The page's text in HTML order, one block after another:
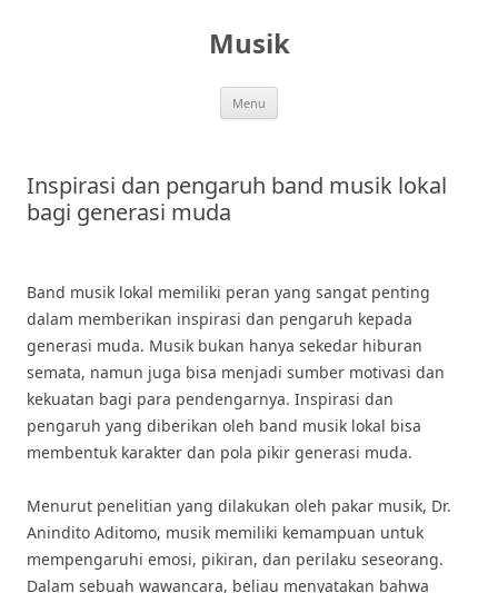
Musik
Menu
Inspirasi dan pengaruh band musik lokal
bagi generasi muda
Band musik lokal memiliki peran yang sangat penting
dalam memberikan inspirasi dan pengaruh kepada
generasi muda. Musik bukan hanya sekedar hiburan
semata, namun juga bisa menjadi sumber motivasi dan
kekuatan bagi para pendengarnya. Inspirasi dan
pengaruh yang diberikan oleh band musik lokal bisa
membentuk karakter dan pola pikir generasi muda.
Menurut penelitian yang dilakukan oleh pakar musik, Dr.
Anindito Aditomo, musik memiliki kemampuan untuk
mempengaruhi emosi, pikiran, dan perilaku seseorang.
Dalam sebuah wawancara, beliau menyatakan bahwa